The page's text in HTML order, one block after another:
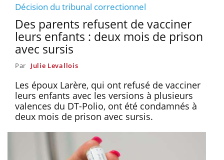
Décision du tribunal correctionnel
Des parents refusent de vacciner
leurs enfants : deux mois de prison
avec sursis
Par Julie Levallois
Les époux Larère, qui ont refusé de vacciner
leurs enfants avec les versions à plusieurs
valences du DT-Polio, ont été condamnés à
deux mois de prison avec sursis.